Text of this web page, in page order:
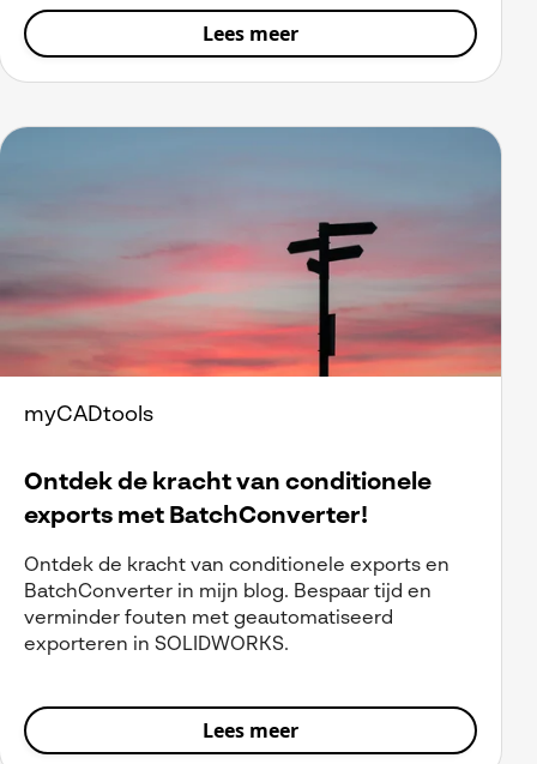
Lees meer
myCADtools
Ontdek de kracht van conditionele
exports met BatchConverter!
Ontdek de kracht van conditionele exports en
BatchConverter in mijn blog. Bespaar tijd en
verminder fouten met geautomatiseerd
exporteren in SOLIDWORKS.
Lees meer